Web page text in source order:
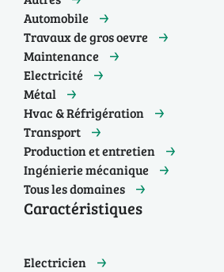
Automobile
Travaux de gros oevre
Maintenance
Electricité
Métal
Hvac & Réfrigération
Transport
Production et entretien
Ingénierie mécanique
Tous les domaines
Caractéristiques
Electricien